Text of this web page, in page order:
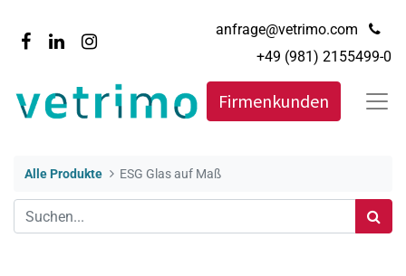
anfrage@vetrimo.com
+49 (981) 2155499-0
Firmenkunden
Alle Produkte ESG Glas auf Maß